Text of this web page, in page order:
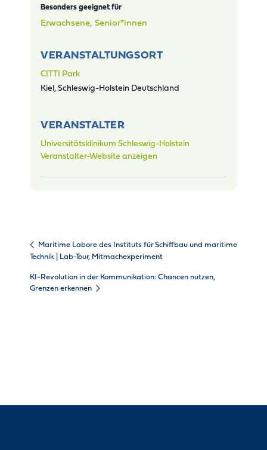
VERANSTALTUNGSORT
CITTI Park
Kiel,Schleswig-Holstein Deutschland
VERANSTALTER
Universitätsklinikum Schleswig-Holstein
Veranstalter-Website anzeigen
Besonders geeignet für
Erwachsene, Senior*innen
Maritime Labore des Instituts für Schiffbau und maritime
Technik | Lab-Tour, Mitmachexperiment
KI-Revolution in der Kommunikation: Chancen nutzen,
Grenzen erkennen